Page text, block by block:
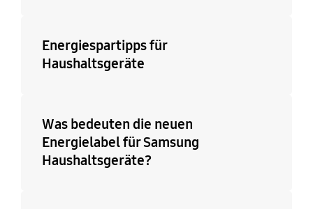
Energiespartipps für
Haushaltsgeräte
Was bedeuten die neuen
Energielabel für Samsung
Haushaltsgeräte?